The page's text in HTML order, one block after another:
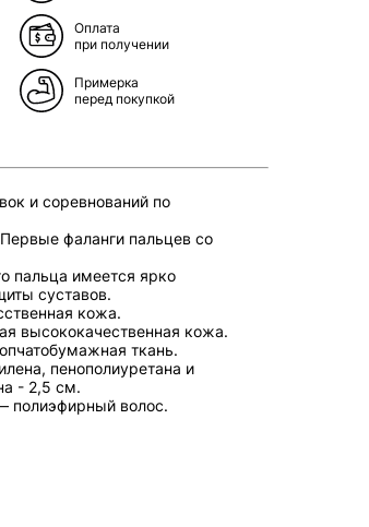
Оплата
при получении
Примерка
перед покупкой
и соревнований по
фаланги пальцев со
пальца имеется ярко
суставов.
кожа.
высококачественная кожа.
ткань.
пенополиуретана и
- 2,5 см.
полиэфирный волос.